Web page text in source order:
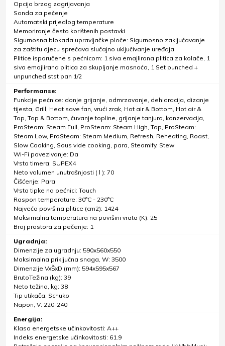
Opcija brzog zagrijavanja
Sonda za pečenje
Automatski prijedlog temperature
Memoriranje često korištenih postavki
Sigurnosna blokada upravljačke ploče: Sigurnosno zaključavanje
za zaštitu djecu sprečava slučajno uključivanje uređaja.
Plitice isporučene s pećnicom: 1 siva emajlirana plitica za kolače, 1
siva emajlirana plitica za skupljanje masnoća, 1 Set punched +
unpunched stst pan 1/2
Performanse:
Funkcije pećnice: donje grijanje, odmrzavanje, dehidracija, dizanje
tijesta, Grill, Heat save fan, vrući zrak, Hot air & Bottom, Hot air &
Top, Top & Bottom, čuvanje topline, grijanje tanjura, konzervacija,
ProSteam: Steam Full, ProSteam: Steam High, Top, ProSteam:
Steam Low, ProSteam: Steam Medium, Refresh, Reheating, Roast,
Slow Cooking, Sous vide cooking, para, Steamify, Stew
Wi-Fi povezivanje: Da
Vrsta timera: SUPEX4
Neto volumen unutrašnjosti ( l ): 70
Čišćenje: Para
Vrsta tipke na pećnici: Touch
Raspon temperature: 30°C - 230°C
Najveća površina plitice (cm2): 1424
Maksimalna temperatura na površini vrata (K): 25
Broj prostora za pečenje: 1
Ugradnja:
Dimenzije za ugradnju: 590x560x550
Maksimalna priključna snaga, W: 3500
Dimenzije VxŠxD (mm): 594x595x567
BrutoTežina (kg): 39
Neto težina, kg: 38
Tip utikača: Schuko
Napon, V: 220-240
Energija:
Klasa energetske učinkovitosti: A++
Indeks energetske učinkovitosti: 61.9